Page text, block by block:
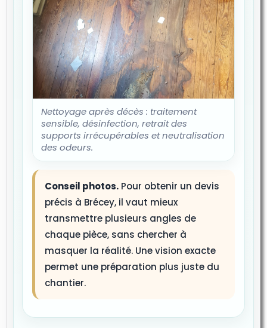
Nettoyage après décès : traitement
sensible, désinfection, retrait des
supports irrécupérables et neutralisation
des odeurs.
Conseil photos. Pour obtenir un devis
précis à Brécey, il vaut mieux
transmettre plusieurs angles de
chaque pièce, sans chercher à
masquer la réalité. Une vision exacte
permet une préparation plus juste du
chantier.